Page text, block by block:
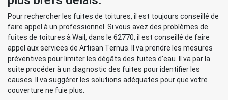
Pour rechercher les fuites de toitures, il est toujours conseillé de
faire appel à un professionnel. Si vous avez des problèmes de
fuites de toitures à Wail, dans le 62770, il est conseillé de faire
appel aux services de Artisan Ternus. Il va prendre les mesures
préventives pour limiter les dégâts des fuites d’eau. Il va par la
suite procéder à un diagnostic des fuites pour identifier les
causes. Il va suggérer les solutions adéquates pour que votre
couverture ne fuie plus.